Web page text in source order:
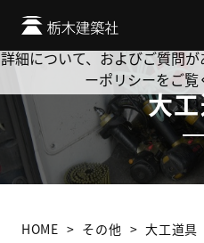
大
HOME その他 大工道具
Cookie を使用して、お客様の
か? 当社ではお客様のプライ
詳細について、およびご質問
ーポリシーをご覧